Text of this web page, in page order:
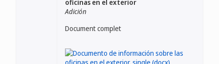
oficinas en el exterior
Adición
Document complet